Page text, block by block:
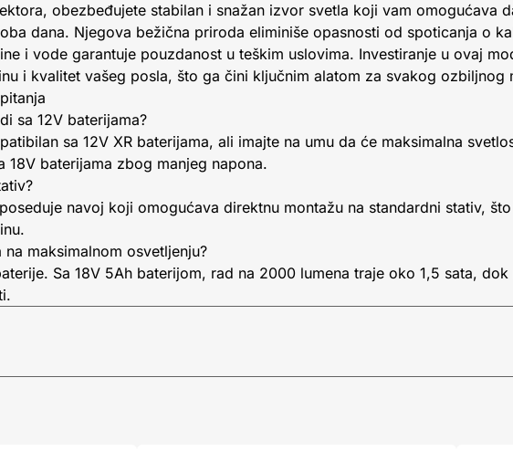
obezbeđujete stabilan i snažan izvor svetla koji vam omogućava
dana. Njegova bežična priroda eliminiše opasnosti od spoticanja o
i vode garantuje pouzdanost u teškim uslovima. Investiranje u ovaj
i kvalitet vašeg posla, što ga čini ključnim alatom za svakog ozbiljnog
sa 12V baterijama?
sa 12V XR baterijama, ali imajte na umu da će maksimalna
18V baterijama zbog manjeg napona.
navoj koji omogućava direktnu montažu na standardni stativ,
maksimalnom osvetljenju?
Sa 18V 5Ah baterijom, rad na 2000 lumena traje oko 1,5 sata, dok